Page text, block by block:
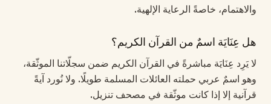
والاهتمام، خاصةً الرعاية الإلهية.
هل عِنَايَة اسمٌ من القرآن الكريم؟
لا يَرِد عِنَايَة مباشرةً في القرآن الكريم ضمن سجلّاتنا الموثّقة،
وهو اسمٌ عربي حملته العائلات المسلمة طويلًا. ولا نُورد آيةً
قرآنية إلا إذا كانت موثّقة في مصحف تنزيل.